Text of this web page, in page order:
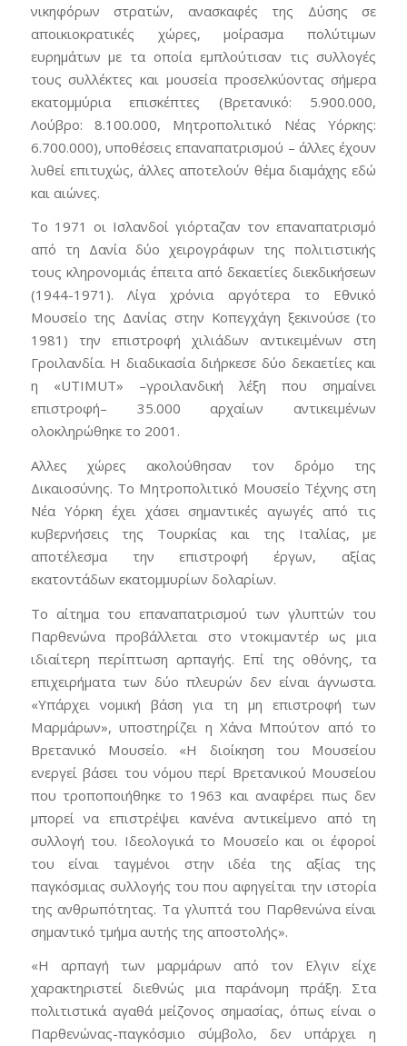
νικηφόρων στρατών, ανασκαφές της Δύσης σε
αποικιοκρατικές χώρες, μοίρασμα πολύτιμων
ευρημάτων με τα οποία εμπλούτισαν τις συλλογές
τους συλλέκτες και μουσεία προσελκύοντας σήμερα
εκατομμύρια επισκέπτες (Βρετανικό: 5.900.000,
Λούβρο: 8.100.000, Μητροπολιτικό Νέας Υόρκης:
6.700.000), υποθέσεις επαναπατρισμού – άλλες έχουν
λυθεί επιτυχώς, άλλες αποτελούν θέμα διαμάχης εδώ
και αιώνες.
Το 1971 οι Ισλανδοί γιόρταζαν τον επαναπατρισμό
από τη Δανία δύο χειρογράφων της πολιτιστικής
τους κληρονομιάς έπειτα από δεκαετίες διεκδικήσεων
(1944-1971). Λίγα χρόνια αργότερα το Εθνικό
Μουσείο της Δανίας στην Κοπεγχάγη ξεκινούσε (το
1981) την επιστροφή χιλιάδων αντικειμένων στη
Γροιλανδία. Η διαδικασία διήρκεσε δύο δεκαετίες και
η «UTIMUT» –γροιλανδική λέξη που σημαίνει
επιστροφή– 35.000 αρχαίων αντικειμένων
ολοκληρώθηκε το 2001.
Αλλες χώρες ακολούθησαν τον δρόμο της
Δικαιοσύνης. Το Μητροπολιτικό Μουσείο Τέχνης στη
Νέα Υόρκη έχει χάσει σημαντικές αγωγές από τις
κυβερνήσεις της Τουρκίας και της Ιταλίας, με
αποτέλεσμα την επιστροφή έργων, αξίας
εκατοντάδων εκατομμυρίων δολαρίων.
Το αίτημα του επαναπατρισμού των γλυπτών του
Παρθενώνα προβάλλεται στο ντοκιμαντέρ ως μια
ιδιαίτερη περίπτωση αρπαγής. Επί της οθόνης, τα
επιχειρήματα των δύο πλευρών δεν είναι άγνωστα.
«Υπάρχει νομική βάση για τη μη επιστροφή των
Μαρμάρων», υποστηρίζει η Χάνα Μπούτον από το
Βρετανικό Μουσείο. «Η διοίκηση του Μουσείου
ενεργεί βάσει του νόμου περί Βρετανικού Μουσείου
που τροποποιήθηκε το 1963 και αναφέρει πως δεν
μπορεί να επιστρέψει κανένα αντικείμενο από τη
συλλογή του. Ιδεολογικά το Μουσείο και οι έφοροί
του είναι ταγμένοι στην ιδέα της αξίας της
παγκόσμιας συλλογής του που αφηγείται την ιστορία
της ανθρωπότητας. Τα γλυπτά του Παρθενώνα είναι
σημαντικό τμήμα αυτής της αποστολής».
«Η αρπαγή των μαρμάρων από τον Ελγιν είχε
χαρακτηριστεί διεθνώς μια παράνομη πράξη. Στα
πολιτιστικά αγαθά μείζονος σημασίας, όπως είναι ο
Παρθενώνας-παγκόσμιο σύμβολο, δεν υπάρχει η